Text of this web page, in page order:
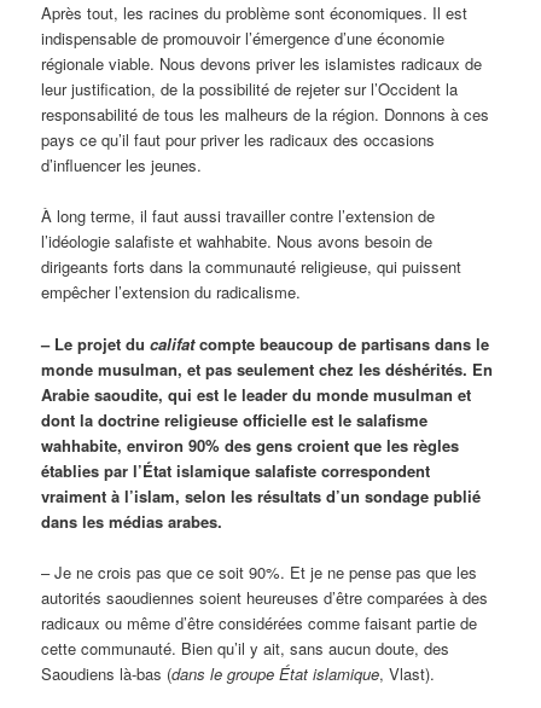
Après tout, les racines du problème sont économiques. Il est
indispensable de promouvoir l’émergence d’une économie
régionale viable. Nous devons priver les islamistes radicaux de
leur justification, de la possibilité de rejeter sur l’Occident la
responsabilité de tous les malheurs de la région. Donnons à ces
pays ce qu’il faut pour priver les radicaux des occasions
d’influencer les jeunes.
À long terme, il faut aussi travailler contre l’extension de
l’idéologie salafiste et wahhabite. Nous avons besoin de
dirigeants forts dans la communauté religieuse, qui puissent
empêcher l’extension du radicalisme.
– Le projet ducalifatcompte beaucoup de partisans dans le
monde musulman, et pas seulement chez les déshérités. En
Arabie saoudite, qui est le leader du monde musulman et
dont la doctrine religieuse officielle est le salafisme
wahhabite, environ 90% des gens croient que les règles
établies par l’État islamique salafiste correspondent
vraiment à l’islam, selon les résultats d’un sondage publié
dans les médias arabes.
– Je ne crois pas que ce soit 90%. Et je ne pense pas que les
autorités saoudiennes soient heureuses d’être comparées à des
radicaux ou même d’être considérées comme faisant partie de
cette communauté. Bien qu’il y ait, sans aucun doute, des
Saoudiens là-bas (dans le groupe État islamique, Vlast).